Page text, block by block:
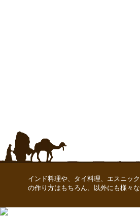
インド料理や、タイ料理、エスニッ
の作り方はもちろん、以外にも様々